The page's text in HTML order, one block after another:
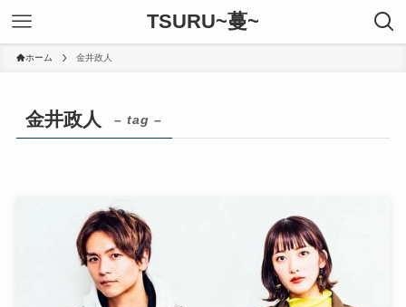
TSURU~蔓~
ホーム 金井政人
金井政人 – tag –